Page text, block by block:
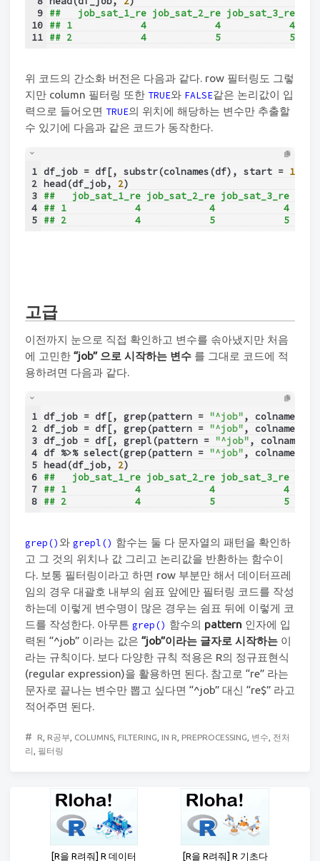
9
10
11
##   job_sat_1_re job_sat_2_re job_sat_3_re
## 1            4            4            4
## 2            4            5            5
위 코드의 간소화 버전은 다음과 같다. row 필터링도 그렇
지만 column 필터링 또한 TRUE와 FALSE같은 논리값이 입
력으로 들어오면 TRUE의 위치에 해당하는 변수만 추출할
수 있기에 다음과 같은 코드가 동작한다.
1
2
3
4
5
df_job = df[, substr(colnames(df), start = 1,
head(df_job, 2)
##   job_sat_1_re job_sat_2_re job_sat_3_re
## 1            4            4            4
## 2            4            5            5
고급
이전까지 눈으로 직접 확인하고 변수를 솎아냈지만 처음
에 고민한 “job” 으로 시작하는 변수 를 그대로 코드에 적
용하려면 다음과 같다.
1
2
3
4
5
6
7
8
df_job = df[, grep(pattern = "^job",
df_job = df[, grep(pattern = "^job",
df_job = df[, grepl(pattern = "^job",
df %>% select(grep(pattern = "^job",
head(df_job, 2)
##   job_sat_1_re job_sat_2_re job_sat_3_re
## 1            4            4            4
## 2            4            5            5
grep() 와 grepl() 함수는 둘 다 문자열의 패턴을 확인하
고 그 것의 위치나 값 그리고 논리값을 반환하는 함수이
다. 보통 필터링이라고 하면 row 부분만 해서 데이터프레
임의 경우 대괄호 내부의 쉼표 앞에만 필터링 코드를 작성
하는데 이렇게 변수명이 많은 경우는 쉼표 뒤에 이렇게 코
드를 작성한다. 아무튼 grep() 함수의 pattern 인자에 입
력된 “^job” 이라는 값은 “job”이라는 글자로 시작하는 이
라는 규칙이다. 보다 다양한 규칙 적용은 R의 정규표현식
(regular expression)을 활용하면 된다. 참고로 “re” 라는
문자로 끝나는 변수만 뽑고 싶다면 “^job” 대신 “re$” 라고
적어주면 된다.
# R R공부 COLUMNS, FILTERING IN R PREPROCESSING 변수
전처
리
필터링
[R을 R려줘] R 데이터
[R을 R려줘] R 기초다